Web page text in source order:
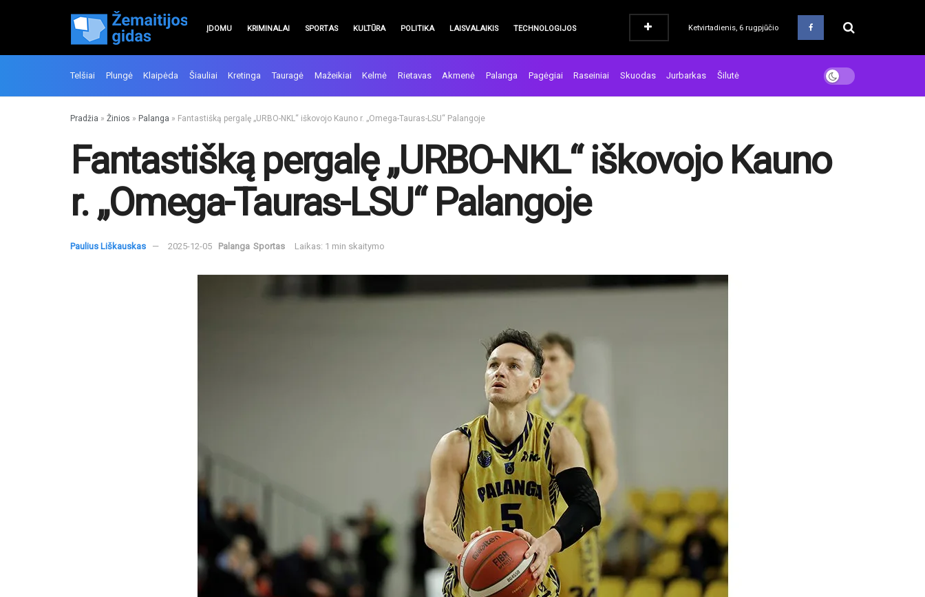
ĮDOMU KRIMINALAI SPORTAS KULTŪRA POLITIKA LAISVALAIKIS TECHNOLOGIJOS Ketvirtadienis, 6 rugpjūčio
Telšiai Plungė Klaipėda Šiauliai Kretinga Tauragė Mažeikiai Kelmė Rietavas Akmenė Palanga Pagėgiai Raseiniai Skuodas Jurbarkas Šilutė
Pradžia » Žinios » Palanga » Fantastišką pergalę „URBO-NKL“ iškovojo Kauno r. „Omega-Tauras-LSU“ Palangoje
Fantastišką pergalę „URBO-NKL“ iškovojo Kauno
r. „Omega-Tauras-LSU“ Palangoje
Paulius Liškauskas 2025-12-05 Palanga Sportas Laikas: 1 min skaitymo